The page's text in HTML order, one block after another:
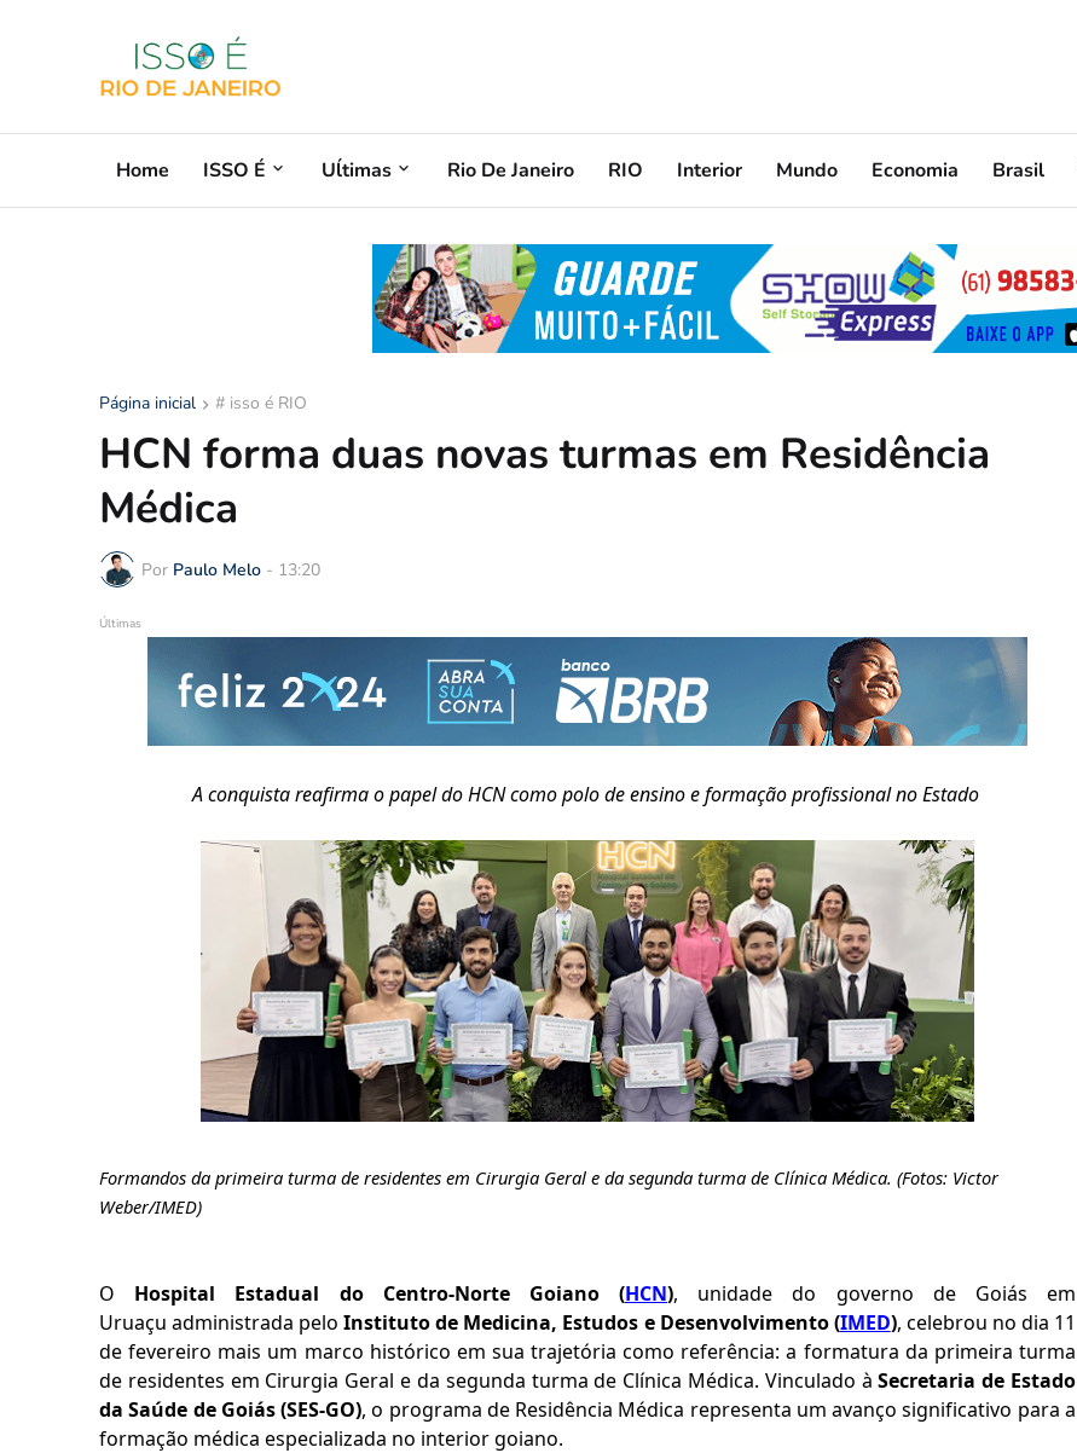
Home ISSO É Uĺtimas Rio De Janeiro RIO Interior Mundo Economia Brasil
Página inicial # isso é RIO
HCN forma duas novas turmas em Residência
Médica
Por Paulo Melo - 13:20
Últimas
Aconquista reafirma o papel do HCN como polo de ensino e formação profissional noEstado
Formandos da primeira turma de residentes em Cirurgia Geral e da segunda turma de Clínica Médica. (Fotos: Victor
Weber/IMED)
O Hospital Estadual do Centro-Norte Goiano (HCN), unidade do governo de Goiás em
Uruaçu administrada peloInstituto de Medicina, Estudos e Desenvolvimento (IMED), celebrou no dia 11
de fevereiro mais um marco histórico em sua trajetória como referência: a formatura da primeira turma
de residentes em Cirurgia Geral e da segunda turma de Clínica Médica. Vinculado àSecretaria de Estado
da Saúde de Goiás (SES-GO), o programa de Residência Médica representa um avanço significativo para a
formação médica especializada no interior goiano.